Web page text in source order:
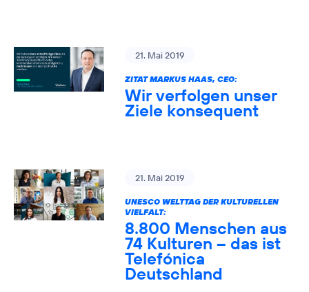
21. Mai 2019
ZITAT MARKUS HAAS, CEO:
Wir verfolgen unser
Ziele konsequent
21. Mai 2019
UNESCO WELTTAG DER KULTURELLEN
VIELFALT:
8.800 Menschen aus
74 Kulturen – das ist
Telefónica
Deutschland